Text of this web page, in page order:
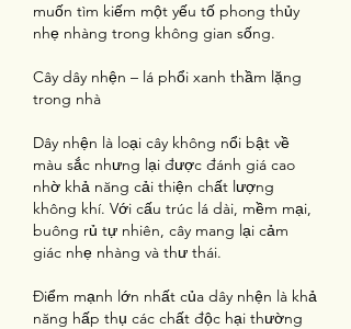
muốn tìm kiếm một yếu tố phong thủy
nhẹ nhàng trong không gian sống.
Cây dây nhện – lá phổi xanh thầm lặng
trong nhà
Dây nhện là loại cây không nổi bật về
màu sắc nhưng lại được đánh giá cao
nhờ khả năng cải thiện chất lượng
không khí. Với cấu trúc lá dài, mềm mại,
buông rủ tự nhiên, cây mang lại cảm
giác nhẹ nhàng và thư thái.
Điểm mạnh lớn nhất của dây nhện là khả
năng hấp thụ các chất độc hại thường